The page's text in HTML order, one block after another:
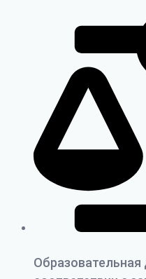
Образовательная